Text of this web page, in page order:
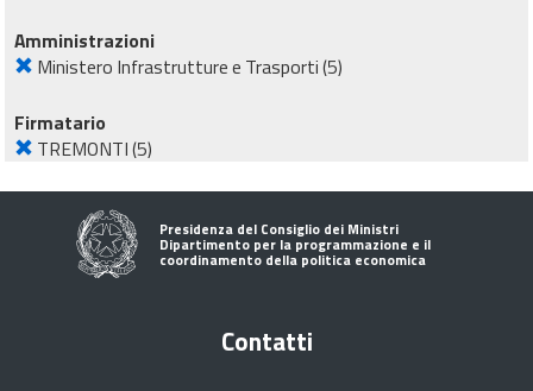
Amministrazioni
Ministero Infrastrutture e Trasporti(5)
Firmatario
TREMONTI(5)
Presidenza del Consiglio dei Ministri
Dipartimento per la programmazione e il
coordinamento della politica economica
Contatti